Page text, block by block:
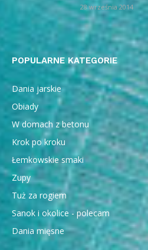
28 września 2014
POPULARNE KATEGORIE
Dania jarskie
Obiady
W domach z betonu
Krok po kroku
Łemkowskie smaki
Zupy
Tuż za rogiem
Sanok i okolice - polecam
Dania mięsne